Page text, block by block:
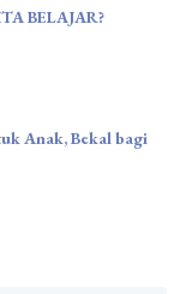
BELAJAR?
Anak, Bekal bagi